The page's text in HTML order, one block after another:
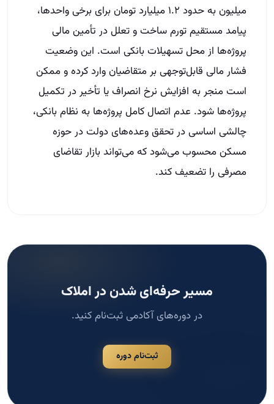
میلیون به حدود ۱.۲ میلیارد تومان برای برخی واحدها،
پیامد مستقیم تورم ساخت و تعلل در تأمین مالی
پروژه‌ها از محل تسهیلات بانکی است. این وضعیت
فشار مالی قابل‌توجهی بر متقاضیان وارد کرده و ممکن
است منجر به افزایش نرخ انصراف یا تأخیر در تکمیل
پروژه‌ها شود. عدم اتصال کامل پروژه‌ها به نظام بانکی،
چالشی اساسی در تحقق وعده‌های دولت در حوزه
مسکن محسوب می‌شود که می‌تواند بازار تقاضای
مصرفی را تضعیف کند.
مسیر حرفه‌ای شدن در املاک
در دوره‌های آکادمی ثبت‌نام کنید.
ثبت‌نام دوره